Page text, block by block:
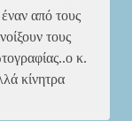
από τους
τους
κ.
κίνητρα